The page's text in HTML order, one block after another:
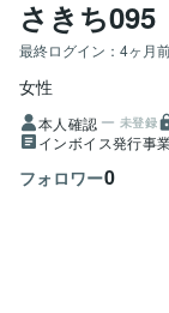
さきち095
最終ログイン： 4ヶ月
女性
本人確認 未登録
インボイス発行事
フォロワー0